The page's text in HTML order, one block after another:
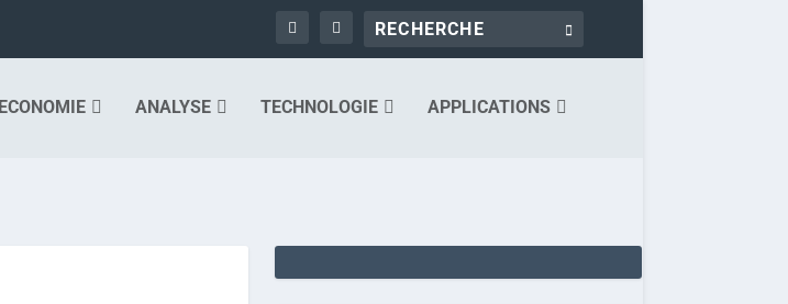
ECONOMIE ANALYSE TECHNOLOGIE APPLICATIONS